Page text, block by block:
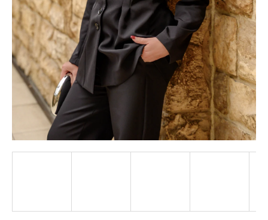
J
E
T
E
A
J